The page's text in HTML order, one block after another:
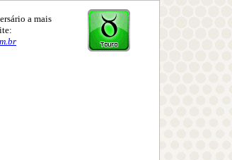
a mais